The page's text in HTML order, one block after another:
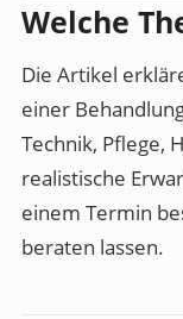
Welche
Die Artikel
einer
Technik, Pflege,
realistische
einem Termin
beraten lassen.